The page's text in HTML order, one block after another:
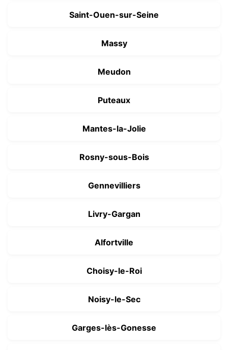
Saint-Ouen-sur-Seine
Massy
Meudon
Puteaux
Mantes-la-Jolie
Rosny-sous-Bois
Gennevilliers
Livry-Gargan
Alfortville
Choisy-le-Roi
Noisy-le-Sec
Garges-lès-Gonesse